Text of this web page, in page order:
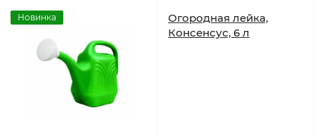
Новинка
Огородная лейка,
Консенсус, 6 л